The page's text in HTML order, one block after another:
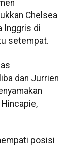
Chelsea
Inggris di
setempat.
dan Jurrien
posisi